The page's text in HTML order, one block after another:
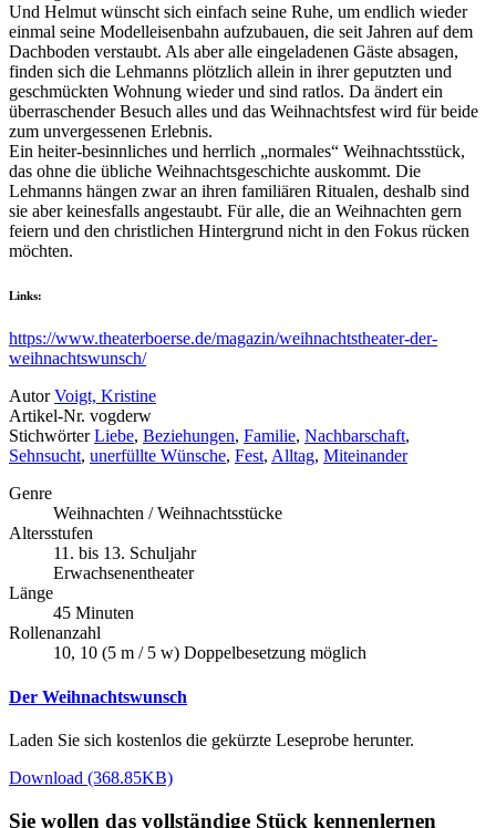
Und Helmut wünscht sich einfach seine Ruhe, um endlich wieder
einmal seine Modelleisenbahn aufzubauen, die seit Jahren auf dem
Dachboden verstaubt. Als aber alle eingeladenen Gäste absagen,
finden sich die Lehmanns plötzlich allein in ihrer geputzten und
geschmückten Wohnung wieder und sind ratlos. Da ändert ein
überraschender Besuch alles und das Weihnachtsfest wird für beide
zum unvergessenen Erlebnis.
Ein heiter-besinnliches und herrlich „normales“ Weihnachtsstück,
das ohne die übliche Weihnachtsgeschichte auskommt. Die
Lehmanns hängen zwar an ihren familiären Ritualen, deshalb sind
sie aber keinesfalls angestaubt. Für alle, die an Weihnachten gern
feiern und den christlichen Hintergrund nicht in den Fokus rücken
möchten.
Links:
https://www.theaterboerse.de/magazin/weihnachtstheater-der-
weihnachtswunsch/
Autor Voigt, Kristine
Artikel-Nr. vogderw
Stichwörter Liebe, Beziehungen, Familie, Nachbarschaft,
Sehnsucht, unerfüllte Wünsche, Fest, Alltag, Miteinander
Genre
Weihnachten / Weihnachtsstücke
Altersstufen
11. bis 13. Schuljahr
Erwachsenentheater
Länge
45 Minuten
Rollenanzahl
10, 10 (5 m / 5 w) Doppelbesetzung möglich
Der Weihnachtswunsch
Laden Sie sich kostenlos die gekürzte Leseprobe herunter.
Download (368.85KB)
Sie wollen das vollständige Stück kennenlernen